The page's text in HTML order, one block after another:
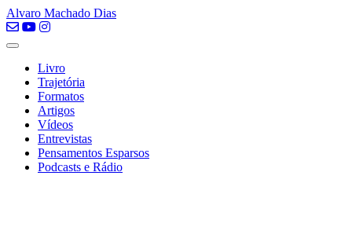
Alvaro Machado Dias
Livro
Trajetória
Formatos
Artigos
Vídeos
Entrevistas
Pensamentos Esparsos
Podcasts e Rádio